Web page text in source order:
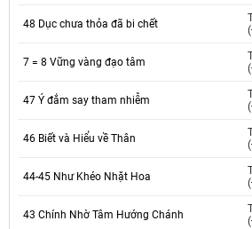
48 Dục chưa thỏa đã bi chết
7 = 8 Vững vàng đạo tâm
47 Ý đắm say tham nhiễm
46 Biết và Hiểu về Thân
44-45 Như Khéo Nhặt Hoa
43 Chính Nhờ Tâm Hướng Chánh